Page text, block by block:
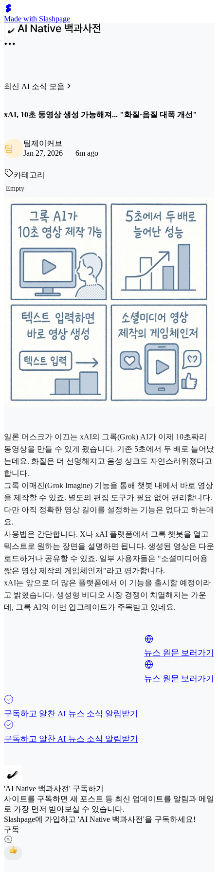
Made with Slashpage
최신 AI 소식 모음
xAI, 10초 동영상 생성 가능해져... "화질·음질 대폭 개선"
팀
팀제이커브
Jan 27, 2026
6m ago
카테고리
Empty
일론 머스크가 이끄는 xAI의 그록(Grok) AI가 이제 10초짜리
동영상을 만들 수 있게 됐습니다. 기존 5초에서 두 배로 늘어났
는데요. 화질은 더 선명해지고 음성 싱크도 자연스러워졌다고
합니다.
그록 이매진(Grok Imagine) 기능을 통해 챗봇 내에서 바로 영상
을 제작할 수 있죠. 별도의 편집 도구가 필요 없어 편리합니다.
다만 아직 정확한 영상 길이를 설정하는 기능은 없다고 하는데
요.
사용법은 간단합니다. X나 xAI 플랫폼에서 그록 챗봇을 열고
텍스트로 원하는 장면을 설명하면 됩니다. 생성된 영상은 다운
로드하거나 공유할 수 있죠. 일부 사용자들은 "소셜미디어용
짧은 영상 제작의 게임체인저"라고 평가합니다.
xAI는 앞으로 더 많은 플랫폼에서 이 기능을 출시할 예정이라
고 밝혔습니다. 생성형 비디오 시장 경쟁이 치열해지는 가운
데, 그록 AI의 이번 업그레이드가 주목받고 있네요.
뉴스 원문 보러가기
뉴스 원문 보러가기
구독하고 알찬 AI 뉴스 소식 알림받기
구독하고 알찬 AI 뉴스 소식 알림받기
'AI Native 백과사전' 구독하기
사이트를 구독하면 새 포스트 등 최신 업데이트를 알림과 메일
로 가장 먼저 받아보실 수 있습니다.
Slashpage에 가입하고 'AI Native 백과사전'을 구독하세요!
구독